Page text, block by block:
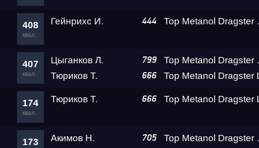
Test & Tune Super PRO
408
квал.
Гейнрихс И. 444 Top
407
квал.
Цыганков Л. 799 Top
Тюриков Т.
666
174
квал.
Тюриков Т. 666
173 Акимов Н. 705 Top